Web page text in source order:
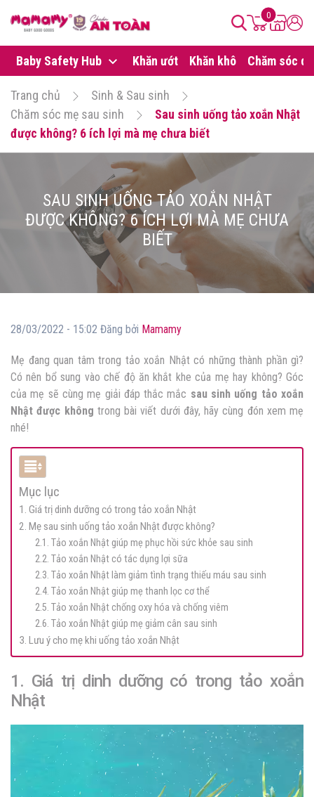
0
Baby Safety Hub Khăn ướt Khăn khô Chăm sóc da
Trang chủ
Sinh & Sau sinh
Chăm sóc mẹ sau sinh
Sau sinh uống tảo xoắn Nhật
được không? 6 ích lợi mà mẹ chưa biết
SAU SINH UỐNG TẢO XOẮN NHẬT
ĐƯỢC KHÔNG? 6 ÍCH LỢI MÀ MẸ CHƯA
BIẾT
28/03/2022 - 15:02 Đăng bởi Mamamy
Mẹ đang quan tâm trong tảo xoắn Nhật có những thành phần gì?
Có nên bổ sung vào chế độ ăn khắt khe của mẹ hay không? Góc
của mẹ sẽ cùng mẹ giải đáp thắc mắc sau sinh uống tảo xoắn
Nhật được không trong bài viết dưới đây, hãy cùng đón xem mẹ
nhé!
Mục lục
1. Giá trị dinh dưỡng có trong tảo xoắn Nhật
2. Mẹ sau sinh uống tảo xoắn Nhật được không?
2.1. Tảo xoắn Nhật giúp mẹ phục hồi sức khỏe sau sinh
2.2. Tảo xoắn Nhật có tác dụng lợi sữa
2.3. Tảo xoắn Nhật làm giảm tình trạng thiếu máu sau sinh
2.4. Tảo xoắn Nhật giúp mẹ thanh lọc cơ thể
2.5. Tảo xoắn Nhật chống oxy hóa và chống viêm
2.6. Tảo xoắn Nhật giúp mẹ giảm cân sau sinh
3. Lưu ý cho mẹ khi uống tảo xoắn Nhật
1. Giá trị dinh dưỡng có trong tảo xoắn
Nhật